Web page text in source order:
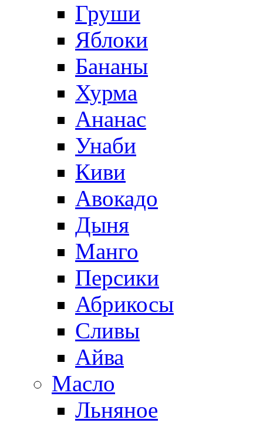
Груши
Яблоки
Бананы
Хурма
Ананас
Унаби
Киви
Авокадо
Дыня
Манго
Персики
Абрикосы
Сливы
Айва
Масло
Льняное